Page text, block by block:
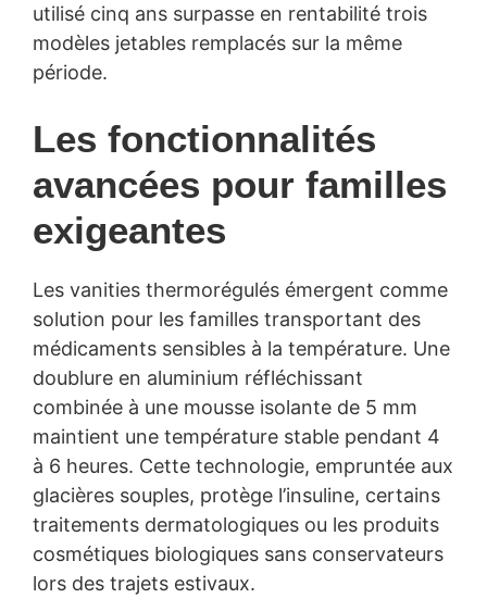
utilisé cinq ans surpasse en rentabilité trois
modèles jetables remplacés sur la même
période.
Les fonctionnalités
avancées pour familles
exigeantes
Les vanities thermorégulés émergent comme
solution pour les familles transportant des
médicaments sensibles à la température. Une
doublure en aluminium réfléchissant
combinée à une mousse isolante de 5 mm
maintient une température stable pendant 4
à 6 heures. Cette technologie, empruntée aux
glacières souples, protège l’insuline, certains
traitements dermatologiques ou les produits
cosmétiques biologiques sans conservateurs
lors des trajets estivaux.